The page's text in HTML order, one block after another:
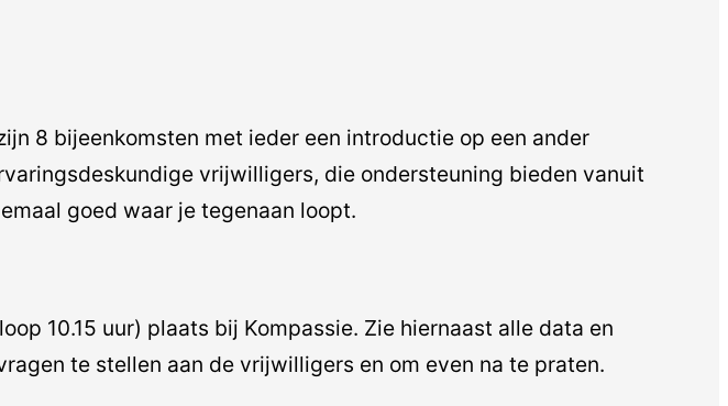
8 bijeenkomsten met ieder een introductie op een ander
vrijwilligers, die ondersteuning bieden vanuit
goed waar je tegenaan loopt.
10.15 uur) plaats bij Kompassie. Zie hiernaast alle data en
te stellen aan de vrijwilligers en om even na te praten.